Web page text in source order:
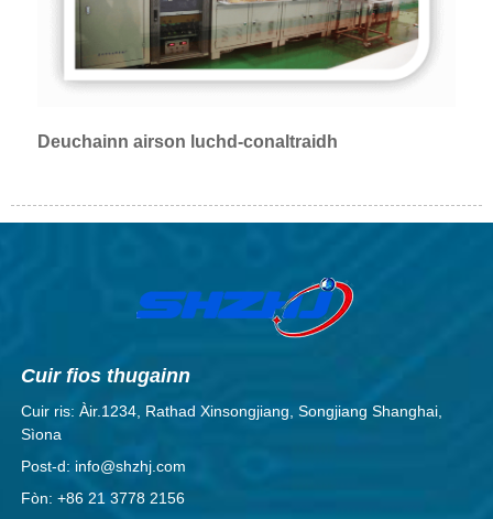
Deuchainn airson luchd-conaltraidh
Cuir fios thugainn
Cuir ris: Àir.1234, Rathad Xinsongjiang, Songjiang Shanghai,
Sìona
Post-d: info@shzhj.com
Fòn: +86 21 3778 2156